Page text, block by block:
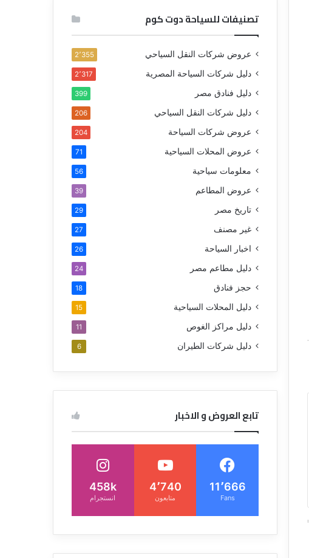
تصنيفات للسياحة دوت كوم
عروض شركات النقل السياحي 2٬355
دليل شركات السياحة المصرية 2٬317
دليل فنادق مصر 399
دليل شركات النقل السياحي 206
عروض شركات السياحة 204
عروض المحلات السياحية 71
معلومات سياحية 56
عروض المطاعم 39
تاريخ مصر 29
غير مصنف 27
اخبار السياحة 26
دليل مطاعم مصر 24
حجز فنادق 18
دليل المحلات السياحية 15
دليل مراكز الغوص 11
دليل شركات الطيران 6
تابع العروض و الاخبار
11٬666
Fans
4٬740
متابعون
458k
انستجرام